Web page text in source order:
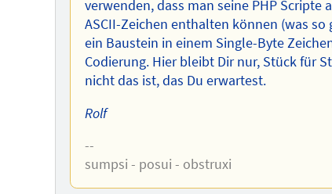
verwenden, dass man seine PHP
ASCII-Zeichen enthalten können (was
ein Baustein in einem Single-Byte
Codierung. Hier bleibt Dir nur, Stück für
nicht das ist, das Du erwartest.
Rolf
--
sumpsi - posui - obstruxi